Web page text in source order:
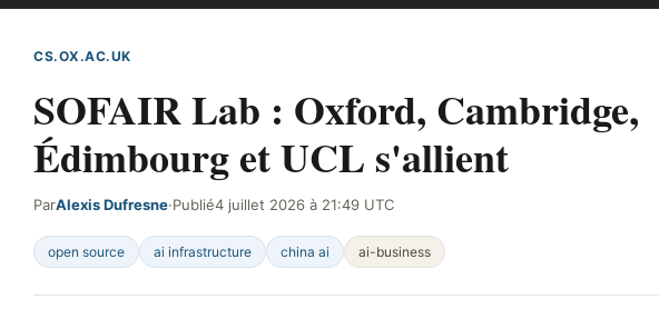
CS.OX.AC.UK
SOFAIR Lab : Oxford, Cambridge,
Édimbourg et UCL s'allient
ParAlexis Dufresne·Publié4 juillet 2026 à 21:49 UTC
open source ai infrastructure china ai ai-business